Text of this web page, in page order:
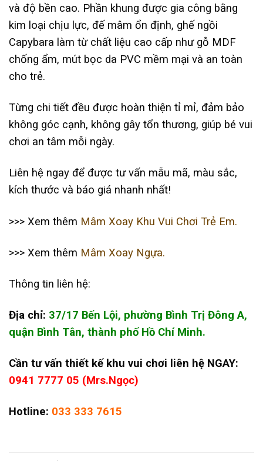
và độ bền cao. Phần khung được gia công bằng
kim loại chịu lực, đế mâm ổn định, ghế ngồi
Capybara làm từ chất liệu cao cấp như gỗ MDF
chống ẩm, mút bọc da PVC mềm mại và an toàn
cho trẻ.
Từng chi tiết đều được hoàn thiện tỉ mỉ, đảm bảo
không góc cạnh, không gây tổn thương, giúp bé vui
chơi an tâm mỗi ngày.
Liên hệ ngay để được tư vấn mẫu mã, màu sắc,
kích thước và báo giá nhanh nhất!
>>> Xem thêm Mâm Xoay Khu Vui Chơi Trẻ Em.
>>> Xem thêm Mâm Xoay Ngựa.
Thông tin liên hệ:
Địa chỉ: 37/17 Bến Lội, phường Bình Trị Đông A,
quận Bình Tân, thành phố Hồ Chí Minh.
Cần tư vấn thiết kế khu vui chơi liên hệ NGAY:
0941 7777 05 (Mrs.Ngọc)
Hotline: 033 333 7615